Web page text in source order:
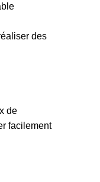
des
de
facilement